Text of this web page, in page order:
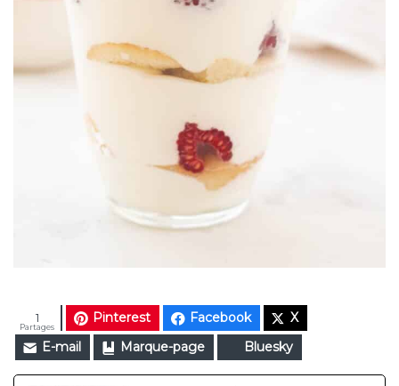
Pinterest Facebook
X
E-mail
Marque-page Bluesky
Partages
1